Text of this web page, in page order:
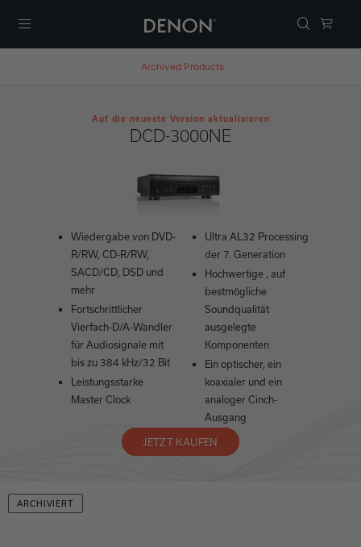
Archived Products
Auf die neueste Version aktualisieren
DCD-3000NE
Wiedergabe von DVD-
R/RW, CD-R/RW,
SACD/CD, DSD und
mehr
Fortschrittlicher
Vierfach-D/A-Wandler
für Audiosignale mit
bis zu 384 kHz/32 Bit
Leistungsstarke
Master Clock
Ultra AL32 Processing
der 7. Generation
Hochwertige , auf
bestmögliche
Soundqualität
ausgelegte
Komponenten
Ein optischer, ein
koaxialer und ein
analoger Cinch-
Ausgang
JETZT KAUFEN
ARCHIVIERT